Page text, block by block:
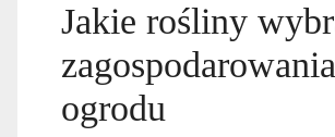
Jakie rośliny
zagospodarowania
ogrodu